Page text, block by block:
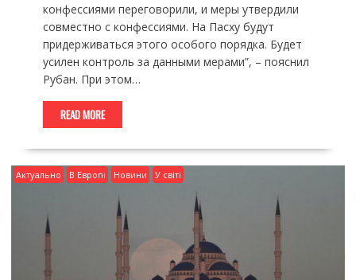
конфессиями переговорили, и меры утвердили
совместно с конфессиями. На Пасху будут
придерживаться этого особого порядка. Будет
усилен контроль за данными мерами”, – пояснил
Рубан. При этом…
READ MORE
Актуально В Европі Новини У світі